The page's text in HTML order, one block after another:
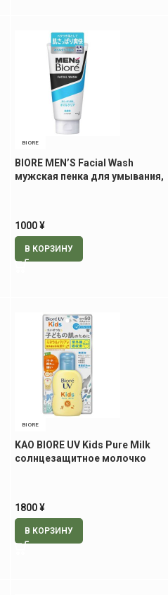
BIORE
BIORE MEN’S Facial Wash
мужская пенка для умывания,
1000¥
В КОРЗИНУ
BIORE
KAO BIORE UV Kids Pure Milk
солнцезащитное молочко
1800¥
В КОРЗИНУ